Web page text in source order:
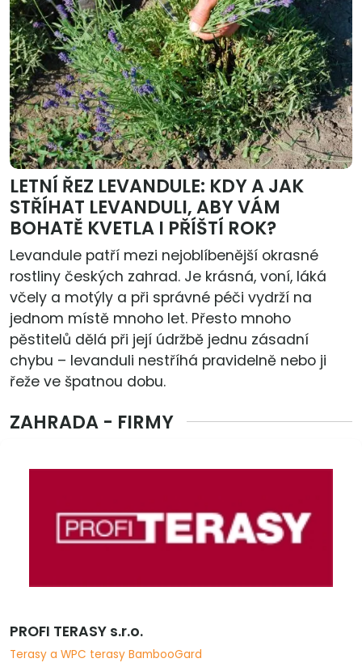
LETNÍ ŘEZ LEVANDULE: KDY A JAK
STŘÍHAT LEVANDULI, ABY VÁM
BOHATĚ KVETLA I PŘÍŠTÍ ROK?
Levandule patří mezi nejoblíbenější okrasné
rostliny českých zahrad. Je krásná, voní, láká
včely a motýly a při správné péči vydrží na
jednom místě mnoho let. Přesto mnoho
pěstitelů dělá při její údržbě jednu zásadní
chybu – levanduli nestříhá pravidelně nebo ji
řeže ve špatnou dobu.
ZAHRADA - FIRMY
PROFI TERASY s.r.o.
Terasy a WPC terasy BambooGard